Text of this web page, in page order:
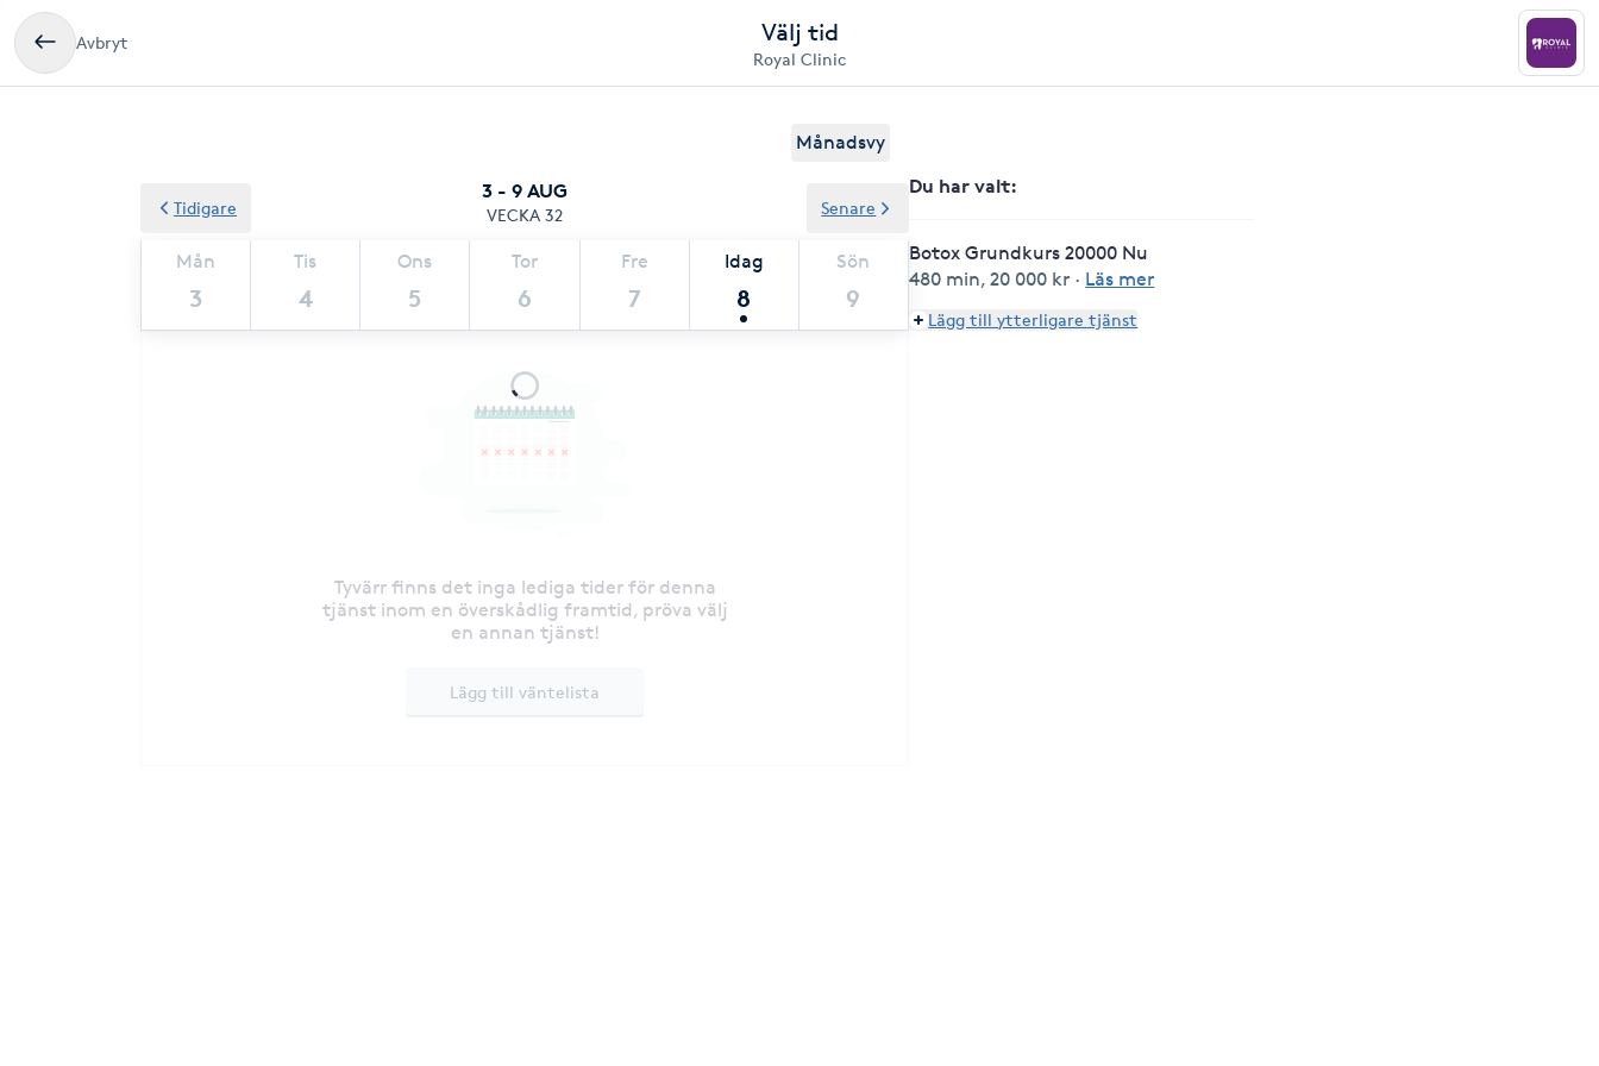
Avbryt Välj tid
Royal Clinic
Månadsvy
3 - 9 AUG
VECKA 32
Mån
3
Tis
4
Ons
5
Tor
6
Fre
7
Idag
8
Sön
9
Tidigare Senare
Tyvärr finns det inga lediga tider för denna
tjänst inom en överskådlig framtid, pröva välj
en annan tjänst!
Lägg till väntelista
Du har valt:
Botox Grundkurs 20000 Nu
480 min,20 000 kr · Läs mer
Lägg till ytterligare tjänst